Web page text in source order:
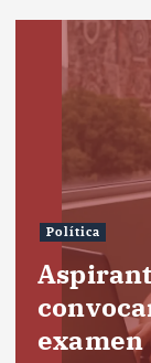
Política